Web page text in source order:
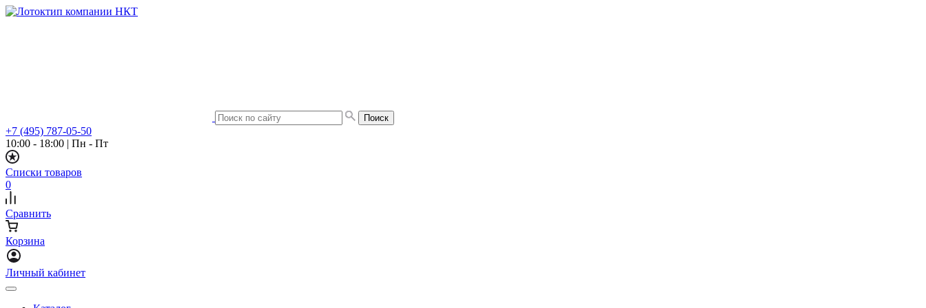
+7 (495) 787-05-50
10:00 - 18:00 | Пн - Пт
Списки товаров
0
Сравнить
Корзина
Личный кабинет